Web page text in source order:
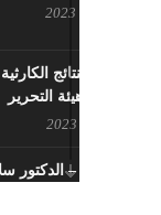
معالجة النتائج
بإمتياز – هيئة التحرير
الافتتاحية –